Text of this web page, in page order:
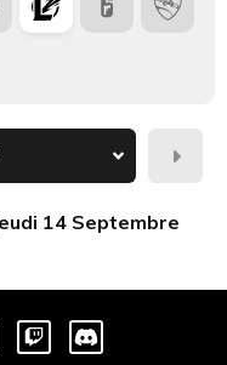
14 Septembre